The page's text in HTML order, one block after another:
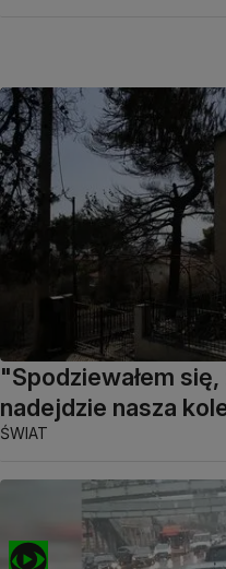
"Spodziewałem
nadejdzie nasza
ŚWIAT